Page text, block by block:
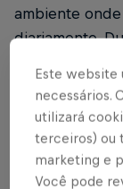
ambiente
diariamente.
Red Bull
educativas e
clube,
única dentro
Este
necessários.
utilizará
terceiros) ou
marketing e
Você pode